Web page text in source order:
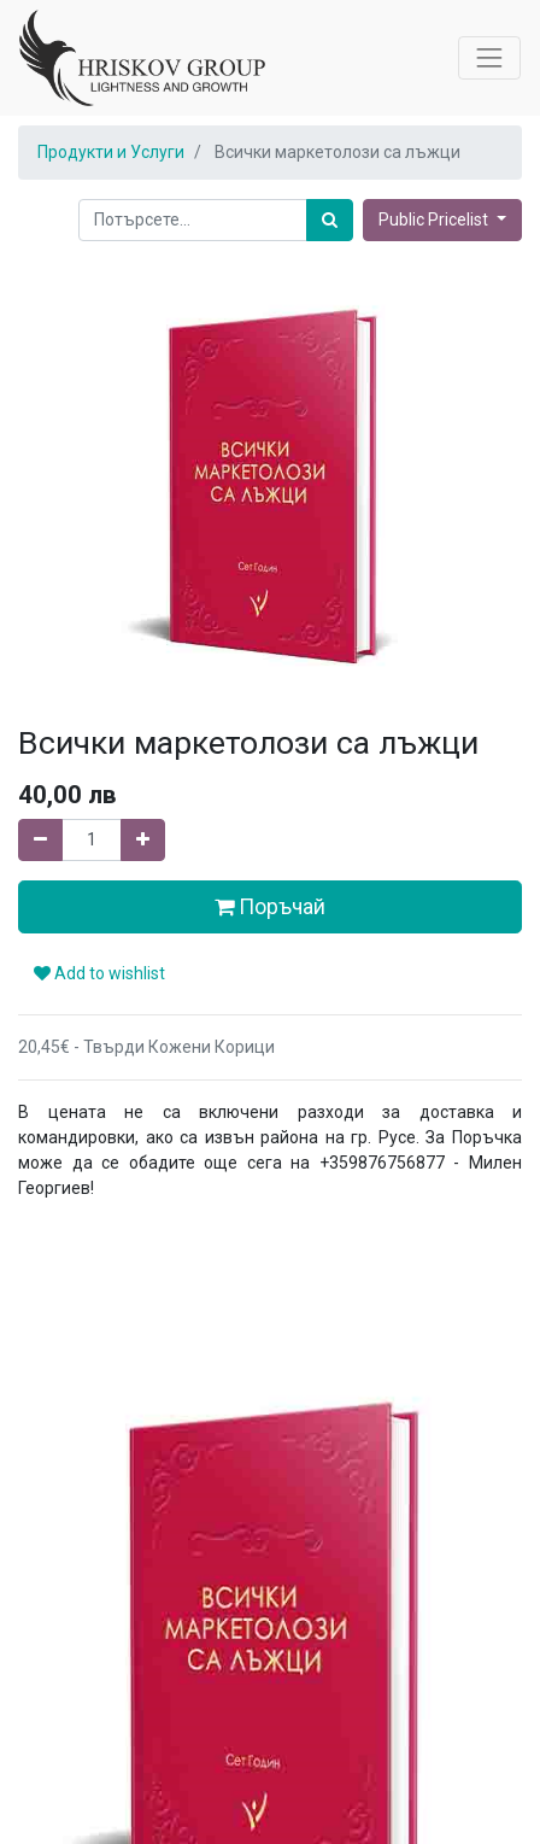
Продукти и Услуги Всички маркетолози са лъжци
Public Pricelist
Всички маркетолози са лъжци
40,00 лв
Поръчай
Add to wishlist
20,45€ - Твърди Кожени Корици
В цената не са включени разходи за доставка и
командировки, ако са извън района на гр. Русе. За Поръчка
може да се обадите още сега на +359876756877 - Милен
Георгиев!